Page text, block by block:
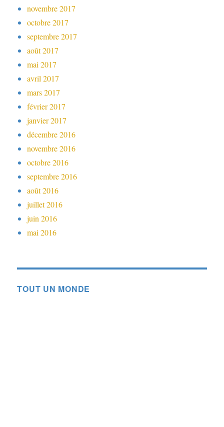
novembre 2017
octobre 2017
septembre 2017
août 2017
mai 2017
avril 2017
mars 2017
février 2017
janvier 2017
décembre 2016
novembre 2016
octobre 2016
septembre 2016
août 2016
juillet 2016
juin 2016
mai 2016
TOUT UN MONDE